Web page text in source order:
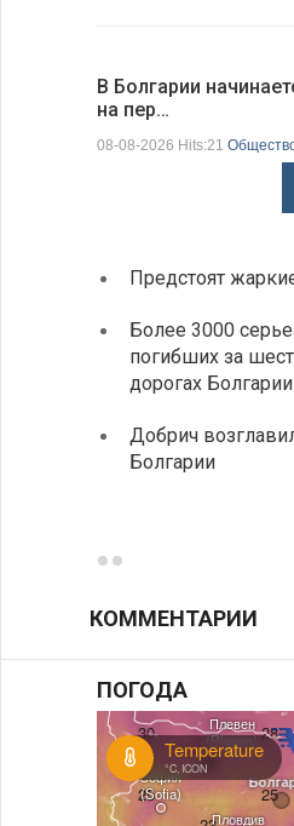
В Болгарии
на пер…
08-08-2026 Hits:21
Предстоят
Более 3000
погибших за
дорогах Болгарии
Добрич
Болгарии
КОММЕНТАРИИ
ПОГОДА